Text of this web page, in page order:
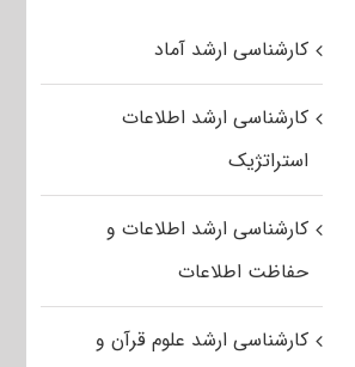
کارشناسی ارشد آماد
کارشناسی ارشد اطلاعات
استراتژیک
کارشناسی ارشد اطلاعات و
حفاظت اطلاعات
کارشناسی ارشد علوم قرآن و